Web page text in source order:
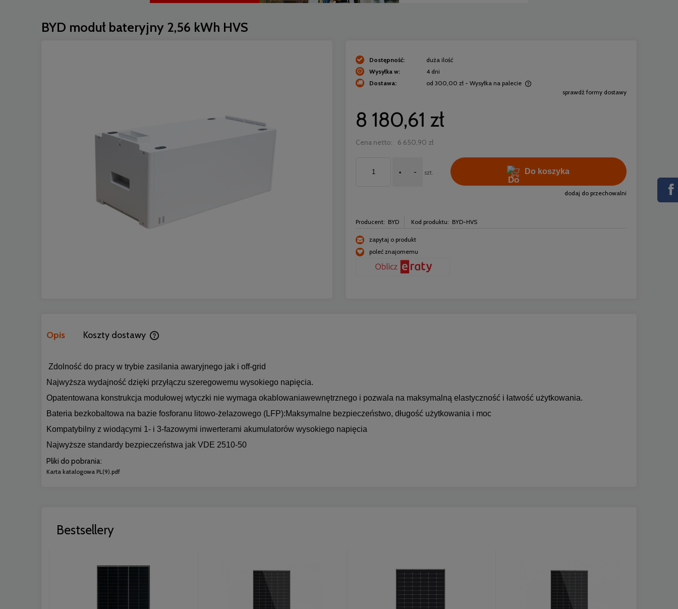
BYD moduł bateryjny 2,56 kWh HVS
Dostępność:
duża ilość
Wysyłka w:
4 dni
Dostawa:
od 300,00 zł - Wysyłka na palecie
płatności
sprawdź formy dostawy
8 180,61 zł
Cena netto: 6 650,90 zł
+ - szt. Do koszyka
dodaj do przechowalni
Producent: BYD Kod produktu: BYD-HVS
zapytaj o produkt
poleć znajomemu
Opis Koszty dostawy
Zdolność do pracy w trybie zasilania awaryjnego jak i off-grid
Najwyższa wydajność dzięki przyłączu szeregowemu wysokiego napięcia.
Opatentowana konstrukcja modułowej wtyczki nie wymaga okablowaniawewnętrznego i pozwala na maksymalną elastyczność i łatwość użytkowania.
Bateria bezkobaltowa na bazie fosforanu litowo-żelazowego (LFP):Maksymalne bezpieczeństwo, długość użytkowania i moc
Kompatybilny z wiodącymi 1- i 3-fazowymi inwerterami akumulatorów wysokiego napięcia
Najwyższe standardy bezpieczeństwa jak VDE 2510-50
Pliki do pobrania:
Karta katalogowa PL(9).pdf
Bestsellery